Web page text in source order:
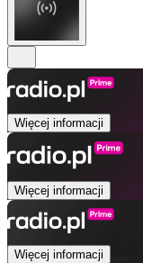
Więcej informacji
Więcej informacji
Więcej informacji